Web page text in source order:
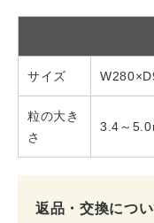
サイズ
粒の大き
さ
3.4～
返品・交換につ